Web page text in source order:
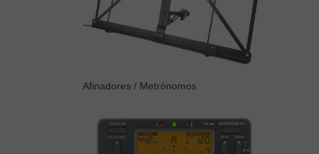
Afinadores / Metrónomos